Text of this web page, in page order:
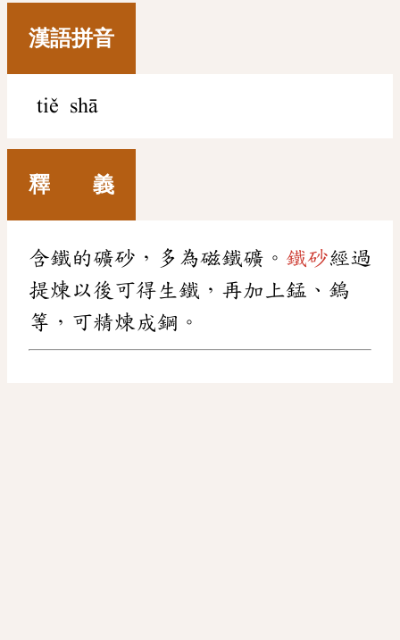
漢語拼音
tiě shā
釋 義
含鐵的礦砂，多為磁鐵礦。 鐵砂經過
提煉以後可得生鐵，再加上錳、鎢
等，可精煉成鋼。